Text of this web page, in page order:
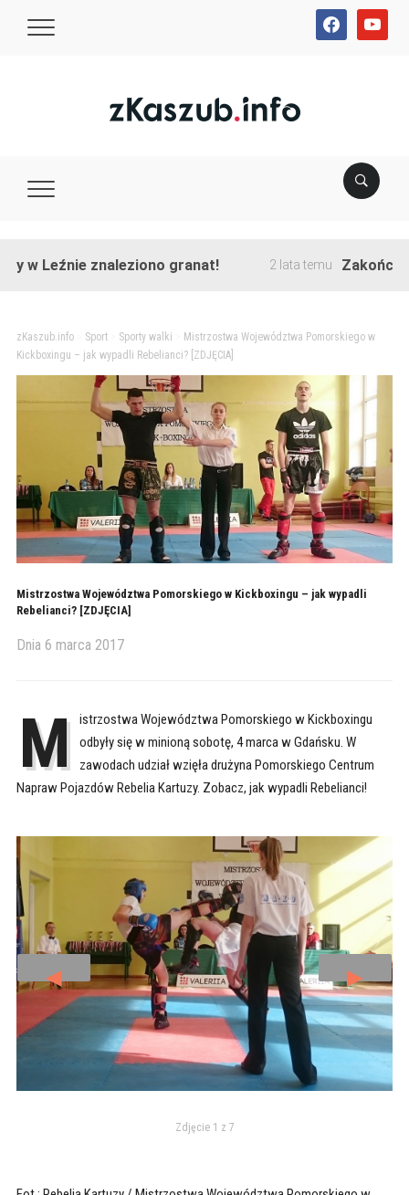
facebookyoutube
znaleziono granat! 2 lata temu Zakończono
zKaszub.info> Sport> Sporty walki
Mistrzostwa Województwa Pomorskiego w
Kickboxingu – jak wypadli Rebelianci? [ZDJĘCIA]
Mistrzostwa Województwa Pomorskiego w Kickboxingu – jak wypadli
Rebelianci? [ZDJĘCIA]
Dnia 6 marca 2017
M istrzostwa Województwa Pomorskiego w Kickboxingu
odbyły się w minioną sobotę, 4 marca w Gdańsku. W
zawodach udział wzięła drużyna Pomorskiego Centrum
Napraw Pojazdów Rebelia Kartuzy. Zobacz, jak wypadli Rebelianci!
◄ ►
Zdjęcie 1 z 7